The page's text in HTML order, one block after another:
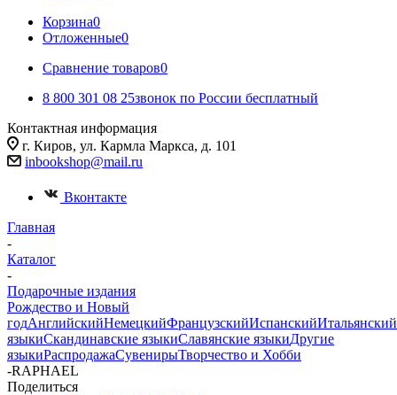
Корзина0
Отложенные0
Сравнение товаров0
8 800 301 08 25звонок по России бесплатный
Контактная информация
г. Киров, ул. Кармла Маркса, д. 101
inbookshop@mail.ru
Вконтакте
Главная
-
Каталог
-
Подарочные издания
Рождество и Новый
годАнглийскийНемецкийФранцузскийИспанскийИтальянский
языкиСкандинавские языкиСлавянские языкиДругие
языкиРаспродажаСувенирыТворчество и Хобби
-RAPHAEL
Поделиться